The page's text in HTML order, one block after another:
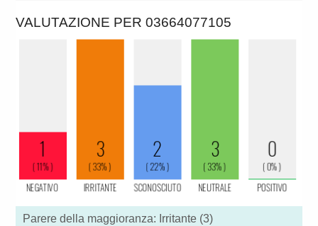
VALUTAZIONE PER 03664077105
Parere della maggioranza: Irritante (3)